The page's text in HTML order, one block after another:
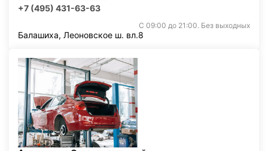
+7 (495) 431-63-63
С 09:00 до 21:00. Без выходных
Балашиха, Леоновское ш. вл.8